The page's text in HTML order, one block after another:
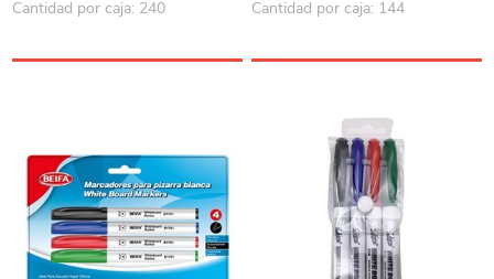
Cantidad por caja: 240
Cantidad por caja: 144